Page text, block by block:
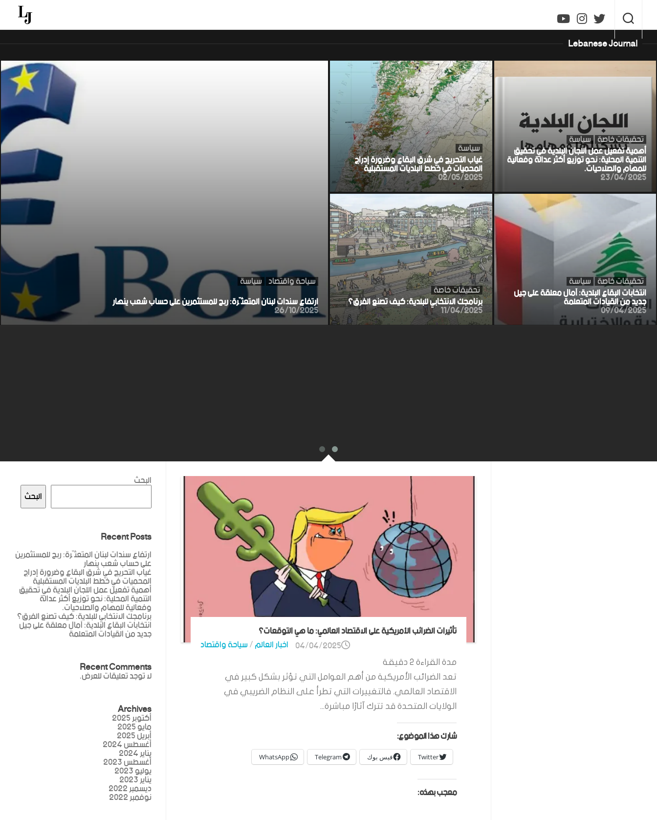
content
Lebanese Journal
سياحة واقتصاد سياسة
ارتفاع سندات لبنان المتعثّرة: ربح للمستثمرين على حساب شعب ينهار
26/10/2025
سياسة
غياب التحريج في شرق البقاع وضرورة إدراج
المحميات في خطط البلديات المستقبلية
02/05/2025
تحقيقات خاصة سياسة
أهمية تفعيل عمل اللجان البلدية في تحقيق
التنمية المحلية: نحو توزيع أكثر عدالة وفعالية
للمهام والصلاحيات.
23/04/2025
تحقيقات خاصة
برنامجك الانتخابي للبلدية: كيف تصنع الفرق؟
11/04/2025
تحقيقات خاصة سياسة
انتخابات البقاع البلدية: آمال معلقة على جيل
جديد من القيادات المتعلمة
09/04/2025
تأثيرات الضرائب الأمريكية على الاقتصاد العالمي: ما هي التوقعات؟
اخبار العالم/سياحة واقتصاد 04/04/2025
مدة القراءة 2 دقيقة
تعد الضرائب الأمريكية من أهم العوامل التي تؤثر بشكل كبير في
الاقتصاد العالمي. فالتغييرات التي تطرأ على النظام الضريبي في
الولايات المتحدة قد تترك آثارًا مباشرة...
شارك هذا الموضوع:
Twitter فيس بوك Telegram
WhatsApp
معجب بهذه:
البحث
البحث
Recent Posts
ارتفاع سندات لبنان المتعثّرة: ربح للمستثمرين
على حساب شعب ينهار
غياب التحريج في شرق البقاع وضرورة إدراج
المحميات في خطط البلديات المستقبلية
أهمية تفعيل عمل اللجان البلدية في تحقيق
التنمية المحلية: نحو توزيع أكثر عدالة
وفعالية للمهام والصلاحيات.
برنامجك الانتخابي للبلدية: كيف تصنع الفرق؟
انتخابات البقاع البلدية: آمال معلقة على جيل
جديد من القيادات المتعلمة
Recent Comments
لا توجد تعليقات للعرض.
Archives
أكتوبر 2025
مايو 2025
أبريل 2025
أغسطس 2024
يناير 2024
أغسطس 2023
يوليو 2023
يناير 2023
ديسمبر 2022
نوفمبر 2022